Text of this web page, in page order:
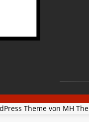
Theme von MH